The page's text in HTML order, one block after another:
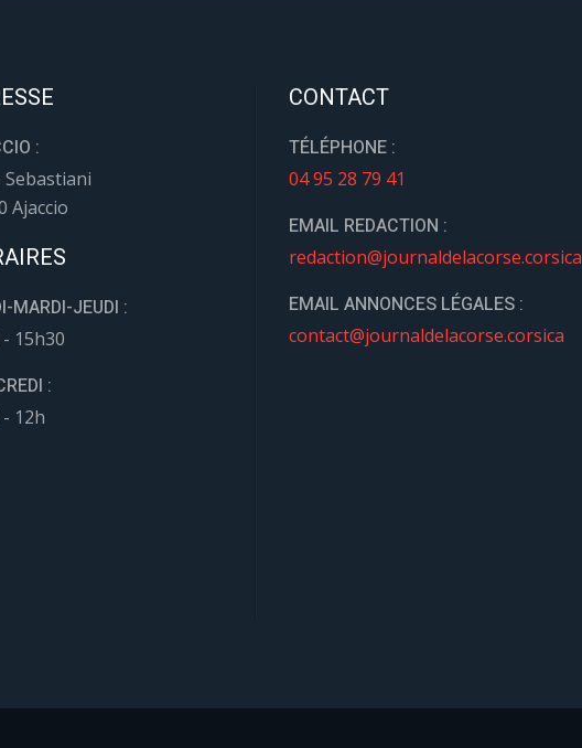
:
Sebastiani
Ajaccio
MARDI-JEUDI :
15h30
:
12h
CONTACT
TÉLÉPHONE :
04 95 28 79 41
EMAIL REDACTION :
redaction@journaldelacorse.corsica
EMAIL ANNONCES LÉGALES :
contact@journaldelacorse.corsica